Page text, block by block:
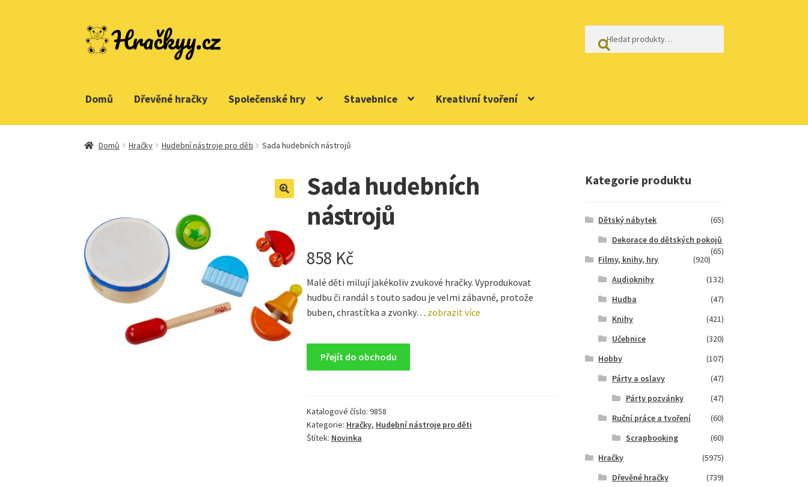
Přeskočit
na
Přejít
k
Domů Dřevěné hračky Společenské hry Stavebnice Kreativní tvoření
Domů Hračky Hudební nástroje pro děti Sada hudebních nástrojů
Sada hudebních
nástrojů
858 Kč
Malé děti milují jakékoliv zvukové hračky. Vyprodukovat
hudbu či randál s touto sadou je velmi zábavné, protože
buben, chrastítka a zvonky… zobrazit více
Přejít do obchodu
Katalogové číslo:9858
Kategorie: Hračky, Hudební nástroje pro děti
Štítek: Novinka
Kategorie produktu
Dětský nábytek
(65)
Dekorace do dětských pokojů
(65)
Filmy, knihy, hry
(920)
Audioknihy
(132)
Hudba
(47)
Knihy
(421)
Učebnice
(320)
Hobby
(107)
Párty a oslavy
(47)
Párty pozvánky
(47)
Ruční práce a tvoření
(60)
Scrapbooking
(60)
Hračky
(5975)
Dřevěné hračky
(739)